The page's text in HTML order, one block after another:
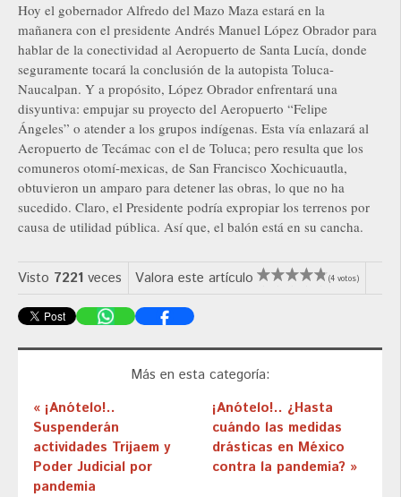
Hoy el gobernador Alfredo del Mazo Maza estará en la
mañanera con el presidente Andrés Manuel López Obrador para
hablar de la conectividad al Aeropuerto de Santa Lucía, donde
seguramente tocará la conclusión de la autopista Toluca-
Naucalpan. Y a propósito, López Obrador enfrentará una
disyuntiva: empujar su proyecto del Aeropuerto “Felipe
Ángeles” o atender a los grupos indígenas. Esta vía enlazará al
Aeropuerto de Tecámac con el de Toluca; pero resulta que los
comuneros otomí-mexicas, de San Francisco Xochicuautla,
obtuvieron un amparo para detener las obras, lo que no ha
sucedido. Claro, el Presidente podría expropiar los terrenos por
causa de utilidad pública. Así que, el balón está en su cancha.
Visto 7221 veces Valora este artículo (4 votos)
Más en esta categoría:
« ¡Anótelo!..
Suspenderán
actividades Trijaem y
Poder Judicial por
pandemia
¡Anótelo!.. ¿Hasta
cuándo las medidas
drásticas en México
contra la pandemia? »